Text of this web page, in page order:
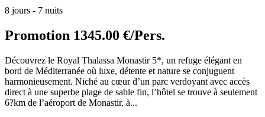
8 jours - 7 nuits
Promotion 1345.00 €/Pers.
Découvrez le Royal Thalassa Monastir 5*, un refuge élégant en
bord de Méditerranée où luxe, détente et nature se conjuguent
harmonieusement. Niché au cœur d’un parc verdoyant avec accès
direct à une superbe plage de sable fin, l’hôtel se trouve à seulement
6?km de l’aéroport de Monastir, à...